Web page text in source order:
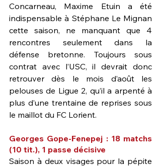
Concarneau, Maxime Etuin a été
indispensable à Stéphane Le Mignan
cette saison, ne manquant que 4
rencontres seulement dans la
défense bretonne. Toujours sous
contrat avec l’USC, il devrait donc
retrouver dès le mois d’août les
pelouses de Ligue 2, qu’il a arpenté à
plus d’une trentaine de reprises sous
le maillot du FC Lorient.
Georges Gope-Fenepej : 18 matchs
(10 tit.), 1 passe décisive
Saison à deux visages pour la pépite